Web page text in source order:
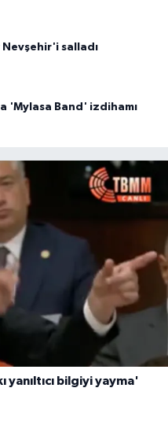
salladı
'Mylasa Band' izdihamı
yanıltıcı bilgiyi yayma'